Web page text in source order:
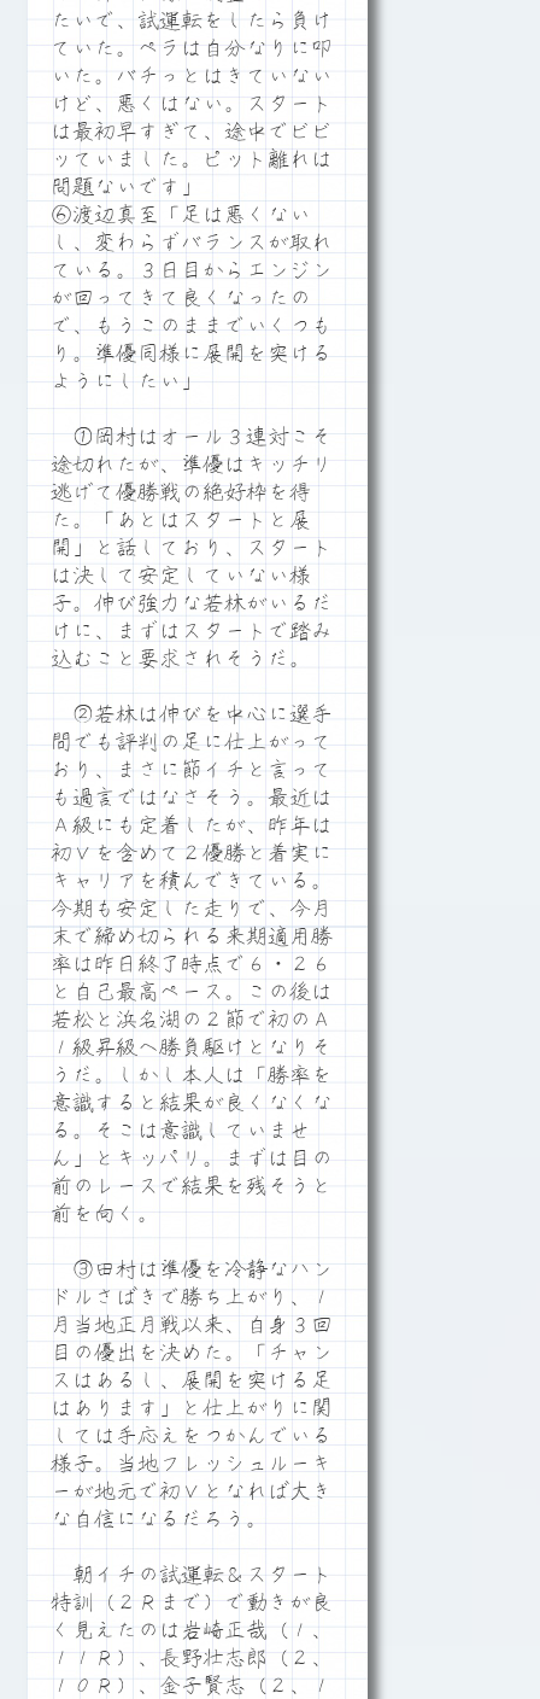
たいで、試運転をしたら負け
ていた。ペラは自分なりに叩
いた。バチっとはきていない
けど、悪くはない。スタート
は最初早すぎて、途中でビビ
ッていました。ピット離れは
問題ないです」
⑥渡辺真至「足は悪くない
し、変わらずバランスが取れ
ている。３日目からエンジン
が回ってきて良くなったの
で、もうこのままでいくつも
り。準優同様に展開を突ける
ようにしたい」
①岡村はオール３連対こそ
途切れたが、準優はキッチリ
逃げて優勝戦の絶好枠を得
た。「あとはスタートと展
開」と話しており、スタート
は決して安定していない様
子。伸び強力な若林がいるだ
けに、まずはスタートで踏み
込むこと要求されそうだ。
②若林は伸びを中心に選手
間でも評判の足に仕上がって
おり、まさに節イチと言って
も過言ではなさそう。最近は
Ａ級にも定着したが、昨年は
初Ｖを含めて２優勝と着実に
キャリアを積んできている。
今期も安定した走りで、今月
末で締め切られる来期適用勝
率は昨日終了時点で６・２６
と自己最高ペース。この後は
若松と浜名湖の２節で初のＡ
１級昇級へ勝負駆けとなりそ
うだ。しかし本人は「勝率を
意識すると結果が良くなくな
る。そこは意識していませ
ん」とキッパリ。まずは目の
前のレースで結果を残そうと
前を向く。
③田村は準優を冷静なハン
ドルさばきで勝ち上がり、１
月当地正月戦以来、自身３回
目の優出を決めた。「チャン
スはあるし、展開を突ける足
はあります」と仕上がりに関
しては手応えをつかんでいる
様子。当地フレッシュルーキ
ーが地元で初Ｖとなれば大き
な自信になるだろう。
朝イチの試運転＆スタート
特訓（２Ｒまで）で動きが良
く見えたのは岩崎正哉（１、
１１Ｒ）、長野壮志郎（２、
１０Ｒ）、金子賢志（２、１